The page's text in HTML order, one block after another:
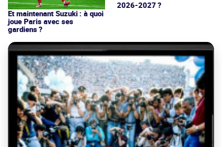
Et maintenant Suzuki : à quoi
joue Paris avec ses
gardiens ?
2026-2027 ?